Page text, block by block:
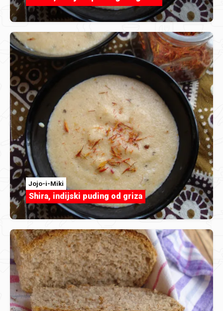
Jojo-i-Miki
Shira, indijski puding od griza